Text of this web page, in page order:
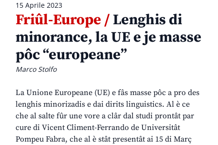
15 Aprile 2023
Friûl-Europe /Lenghis di
minorance, la UE e je masse
pôc “europeane”
Marco Stolfo
La Unione Europeane (UE) e fâs masse pôc a pro des
lenghis minorizadis e dai dirits linguistics. Al è ce
che al salte fûr une vore a clâr dal studi prontât par
cure di Vicent Climent-Ferrando de Universitât
Pompeu Fabra, che al è stât presentât ai 15 di Març